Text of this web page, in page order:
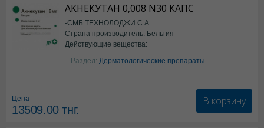
АКНЕКУТАН 0,008 N30 КАПС
-СМБ ТЕХНОЛОДЖИ С.А.
Страна производитель: Бельгия
Действующие вещества:
Изотретиноин
Раздел: Дерматологические препараты
Цена
13509.00тнг.
В корзину